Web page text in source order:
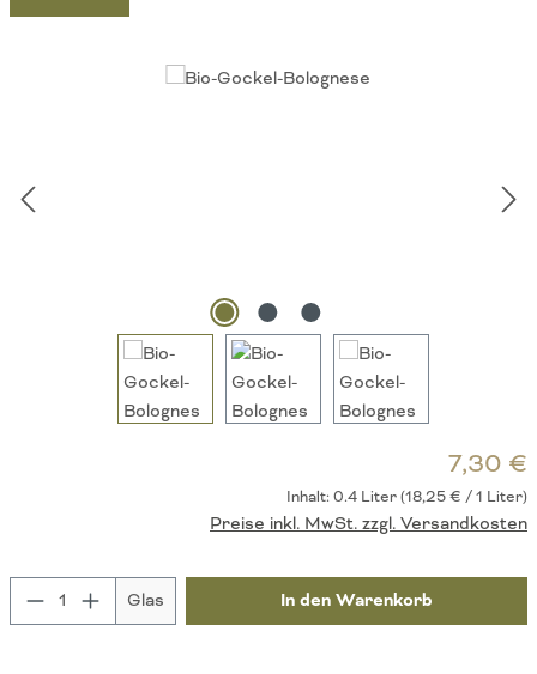
Bildergalerie überspringen
7,30 €
Inhalt:0.4 Liter(18,25 € / 1 Liter)
Preise inkl. MwSt. zzgl. Versandkosten
Produkt Anzahl: Gib den gewünschten Wert
Glas In den Warenkorb